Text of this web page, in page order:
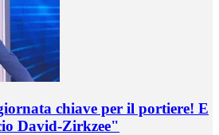
chiave per il portiere! E
David-Zirkzee"